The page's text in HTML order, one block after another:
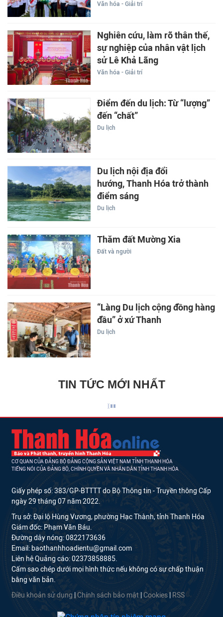
Văn hóa - Giải trí
Nghiên cứu, làm rõ thân thế,
sự nghiệp của nhân vật lịch
sử Lê Khả Lãng
Văn hóa - Giải trí
Điểm đến du lịch: Từ “lượng”
đến “chất”
Du lịch
Du lịch nội địa đổi
hướng, Thanh Hóa trở thành
điểm sáng
Du lịch
Thăm đất Mường Xia
Đất và người
“Làng Du lịch cộng đồng hàng
đầu” ở xứ Thanh
Du lịch
TIN TỨC MỚI NHẤT
CƠ QUAN CỦA ĐẢNG BỘ ĐẢNG CỘNG SẢN VIỆT NAM TỈNH THANH HÓA
TIẾNG NÓI CỦA ĐẢNG BỘ, CHÍNH QUYỀN VÀ NHÂN DÂN TỈNH THANH HÓA
Giấy phép số: 383/GP-BTTTT do Bộ Thông tin - Truyền thông Cấp
ngày 29 tháng 07 năm 2022.
Trụ sở: Đại lộ Hùng Vương, phường Hạc Thành, tỉnh Thanh Hóa
Giám đốc: Phạm Văn Báu.
Đường dây nóng: 0822173636
Email: baothanhhoadientu@gmail.com
Liên hệ Quảng cáo: 02373858885.
Cấm sao chép dưới mọi hình thức nếu không có sự chấp thuận
bằng văn bản.
Điều khoản sử dụng Chính sách bảo mật Cookies RSS